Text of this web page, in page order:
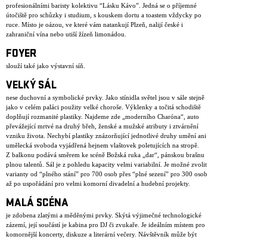
profesionálními baristy kolektivu “Lásku Kávo”. Jedná se o příjemné
útočiště pro schůzky i studium, s kouskem dortu a toastem vždycky po
ruce. Místo je oázou, ve které vám natankují Plzeň, nalijí české i
zahraniční vína nebo utiší žízeň limonádou.
FOYER
slouží také jako výstavní síň.
VELKÝ SÁL
nese duchovní a symbolické prvky. Jako stínidla světel jsou v sále stejně
jako v celém paláci použity velké choroše. Výklenky a točitá schodiště
doplňují rozmanité plastiky. Najdeme zde „moderního Charóna“, auto
převážející mrtvé na druhý břeh, ženské a mužské atributy i ztvárnění
vzniku života. Nechybí plastiky znázorňující jednotlivé druhy umění ani
umělecká svoboda vyjádřená hejnem vlaštovek poletujících na stropě.
Z balkonu podává směrem ke scéně Božská ruka „dar“, pánskou brašnu
plnou talentů. Sál je z pohledu kapacity velmi variabilní. Je možné zvolit
varianty od “plného stání” pro 700 osob přes “plné sezení” pro 300 osob
až po uspořádání pro velmi komorní divadelní a hudební projekty.
MALÁ SCÉNA
je zdobena zlatými a měděnými prvky. Skýtá výjimečné technologické
zázemí, její součástí je kabina pro DJ či zvukaře. Je ideálním místem pro
komornější koncerty, diskuze a literární večery. Návštěvník může být